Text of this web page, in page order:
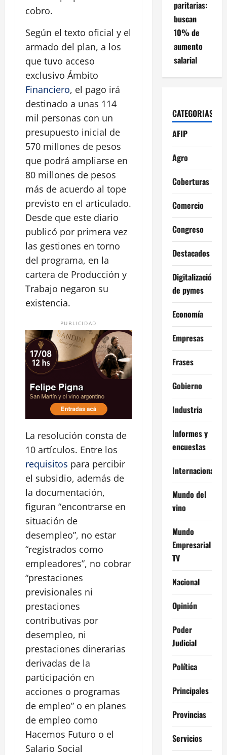
cobro.
Según el texto oficial y el
armado del plan, a los
que tuvo acceso
exclusivo Ámbito
Financiero, el pago irá
destinado a unas 114
mil personas con un
presupuesto inicial de
570 millones de pesos
que podrá ampliarse en
80 millones de pesos
más de acuerdo al tope
previsto en el articulado.
Desde que este diario
publicó por primera vez
las gestiones en torno
del programa, en la
cartera de Producción y
Trabajo negaron su
existencia.
PUBLICIDAD
La resolución consta de
10 artículos. Entre los
requisitos para percibir
el subsidio, además de
la documentación,
figuran “encontrarse en
situación de
desempleo”, no estar
“registrados como
empleadores”, no cobrar
“prestaciones
previsionales ni
prestaciones
contributivas por
desempleo, ni
prestaciones dinerarias
derivadas de la
participación en
acciones o programas
de empleo” o en planes
de empleo como
Hacemos Futuro o el
Salario Social
paritarias:
buscan
10% de
aumento
salarial
CATEGORIAS
AFIP
Agro
Coberturas
Comercio
Congreso
Destacados
Digitalización
de pymes
Economía
Empresas
Frases
Gobierno
Industria
Informes y
encuestas
Internacional
Mundo del
vino
Mundo
Empresarial
TV
Nacional
Opinión
Poder
Judicial
Política
Principales
Provincias
Servicios